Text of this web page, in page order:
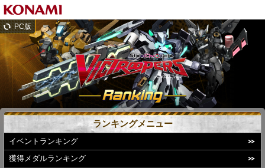
PC版
ランキングメニュー
イベントランキング
獲得メダルランキング